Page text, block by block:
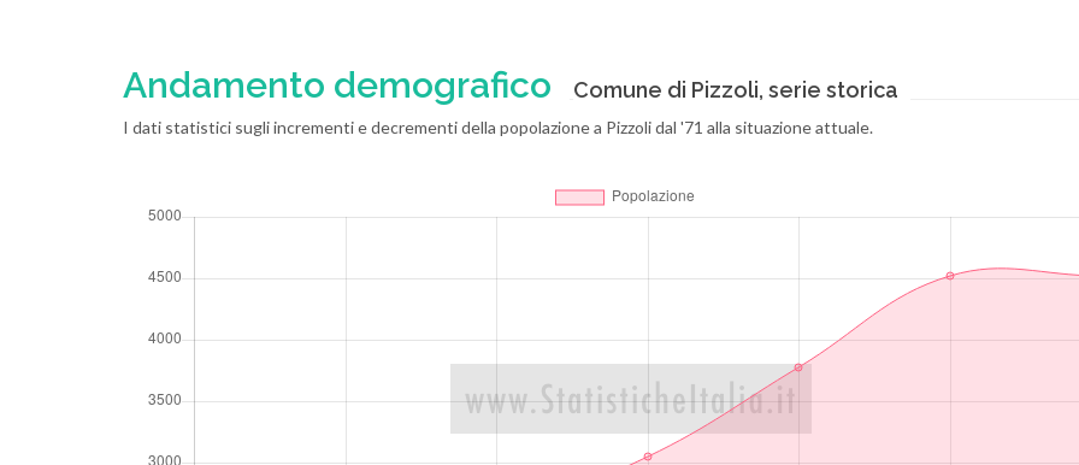
Andamento demografico Comune di Pizzoli, serie storica
I dati statistici sugli incrementi e decrementi della popolazione a Pizzoli dal '71 alla situazione attuale.